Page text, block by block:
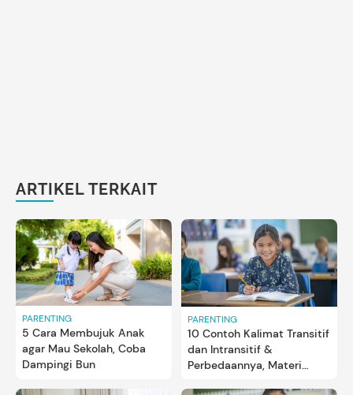
ARTIKEL TERKAIT
PARENTING
5 Cara Membujuk Anak
agar Mau Sekolah, Coba
Dampingi Bun
PARENTING
10 Contoh Kalimat Transitif
dan Intransitif &
Perbedaannya, Materi